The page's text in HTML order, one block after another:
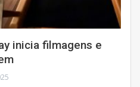
inicia filmagens e